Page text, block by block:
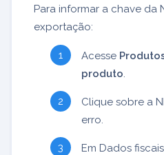
Para informar a chave da
exportação:
Acesse
produto
Clique sobre a
erro.
Em Dados